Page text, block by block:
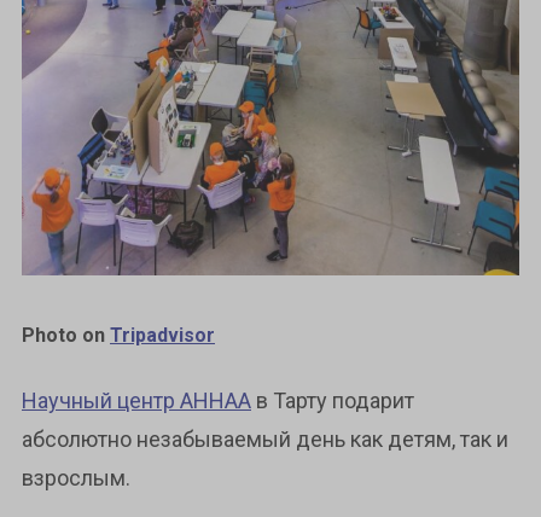
Photo on Tripadvisor
Научный центр AHHAA в Тарту подарит
абсолютно незабываемый день как детям, так и
взрослым.